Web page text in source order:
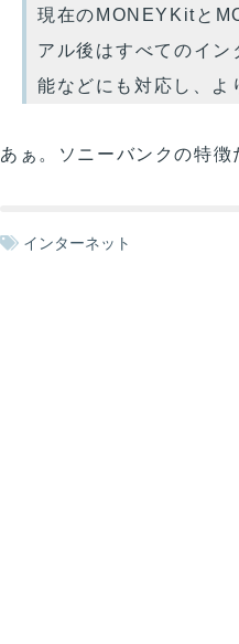
現在のMONEYKitと
アル後はすべてのイ
能などにも対応し、よ
あぁ。ソニーバンクの特徴
インターネット